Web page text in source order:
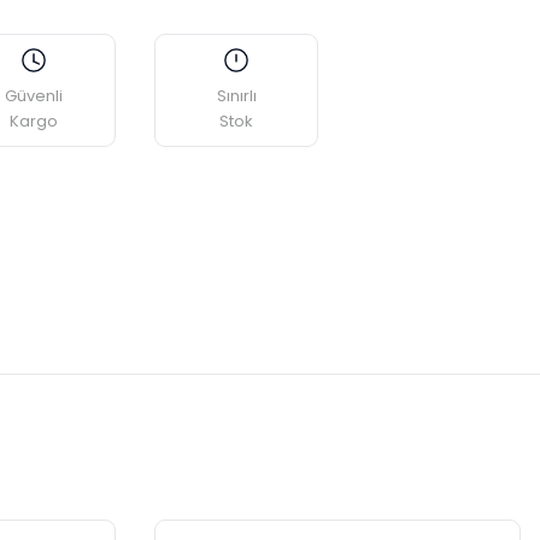
Güvenli
Kargo
Sınırlı
Stok